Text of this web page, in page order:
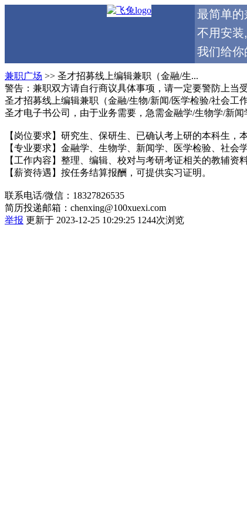
最简单的
不用安
我们给
兼职广场 >> 圣才招募线上编辑兼职（金融/生...
警告：兼职双方请自行商议具体事项，请一定要警防上当
圣才招募线上编辑兼职（金融/生物/新闻/医学检验/社会工作
圣才电子书公司，由于业务需要，急需金融学/生物学/新
【岗位要求】研究生、保研生、已确认考上研的本科生，
【专业要求】金融学、生物学、新闻学、医学检验、社会
【工作内容】整理、编辑、校对与考研考证相关的教辅资料
【薪资待遇】按任务结算报酬，可提供实习证明。
联系电话/微信：18327826535
简历投递邮箱：chenxing@100xuexi.com
举报 更新于 2023-12-25 10:29:25 1244次浏览